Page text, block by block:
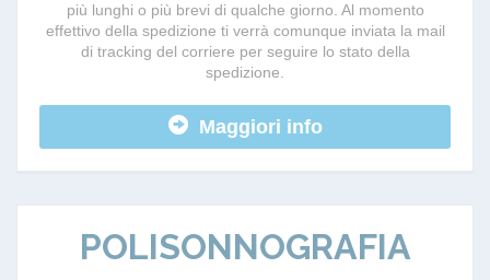
più lunghi o più brevi di qualche giorno. Al momento
effettivo della spedizione ti verrà comunque inviata la mail
di tracking del corriere per seguire lo stato della
spedizione.
Maggiori info
POLISONNOGRAFIA